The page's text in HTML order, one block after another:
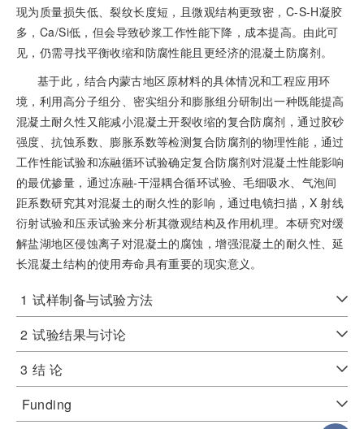
现为质量损失低、裂纹长度短，且微观结构更致密，C-S-H凝胶
多，Ca/Si低，但会导致砂浆工作性能下降，成本提高。由此可
见，仍需寻找平衡收缩和防腐性能且更经济的混凝土防腐剂。
基于此，结合内蒙古地区原材料的具体情况和工程应用环
境，利用高分子组分、密实组分和膨胀组分研制出一种既能提高
混凝土耐久性又能减小混凝土开裂收缩的复合防腐剂，通过胶砂
强度、抗蚀系数、膨胀系数等检测复合防腐剂的物理性能，通过
工作性能试验和冻融循环试验确定复合防腐剂对混凝土性能影响
的最优掺量，通过冻融-干湿耦合循环试验、毛细吸水、气泡间
距系数研究其对混凝土的耐久性的影响，通过电镜扫描，X 射线
衍射试验和压汞试验来分析其微观结构及作用机理。本研究对缓
解盐湖地区侵蚀离子对混凝土的腐蚀，增强混凝土的耐久性、延
长混凝土结构的使用寿命具有重要的现实意义。
1 试样制备与试验方法
2 试验结果与讨论
3 结 论
Funding